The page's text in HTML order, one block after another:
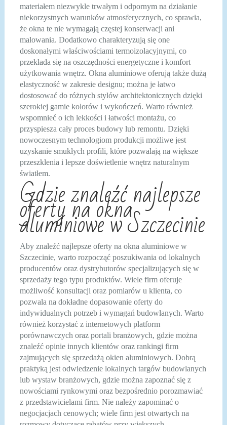
materiałem niezwykle trwałym i odpornym na działanie
niekorzystnych warunków atmosferycznych, co sprawia,
że okna te nie wymagają częstej konserwacji ani
malowania. Dodatkowo charakteryzują się one
doskonałymi właściwościami termoizolacyjnymi, co
przekłada się na oszczędności energetyczne i komfort
użytkowania wnętrz. Okna aluminiowe oferują także dużą
elastyczność w zakresie designu; można je łatwo
dostosować do różnych stylów architektonicznych dzięki
szerokiej gamie kolorów i wykończeń. Warto również
wspomnieć o ich lekkości i łatwości montażu, co
przyspiesza cały proces budowy lub remontu. Dzięki
nowoczesnym technologiom produkcji możliwe jest
uzyskanie smukłych profili, które pozwalają na większe
przeszklenia i lepsze doświetlenie wnętrz naturalnym
światłem.
Gdzie znaleźć najlepsze
oferty na okna
aluminiowe w Szczecinie
Aby znaleźć najlepsze oferty na okna aluminiowe w
Szczecinie, warto rozpocząć poszukiwania od lokalnych
producentów oraz dystrybutorów specjalizujących się w
sprzedaży tego typu produktów. Wiele firm oferuje
możliwość konsultacji oraz pomiarów u klienta, co
pozwala na dokładne dopasowanie oferty do
indywidualnych potrzeb i wymagań budowlanych. Warto
również korzystać z internetowych platform
porównawczych oraz portali branżowych, gdzie można
znaleźć opinie innych klientów oraz rankingi firm
zajmujących się sprzedażą okien aluminiowych. Dobrą
praktyką jest odwiedzenie lokalnych targów budowlanych
lub wystaw branżowych, gdzie można zapoznać się z
nowościami rynkowymi oraz bezpośrednio porozmawiać
z przedstawicielami firm. Nie należy zapominać o
negocjacjach cenowych; wiele firm jest otwartych na